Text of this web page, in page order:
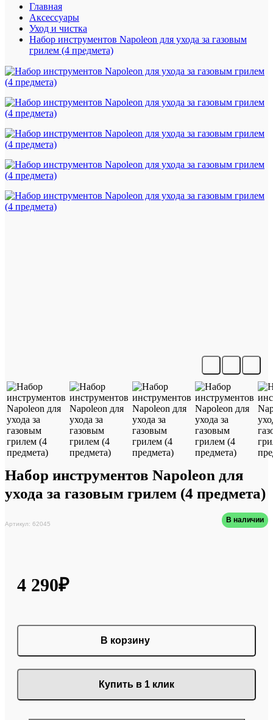
Главная
Аксессуары
Уход и чистка
Набор инструментов Napoleon для ухода за газовым
грилем (4 предмета)
Набор инструментов Napoleon для
ухода за газовым грилем (4 предмета)
Артикул: 62045 В наличии
4 290₽
В корзину
Купить в 1 клик